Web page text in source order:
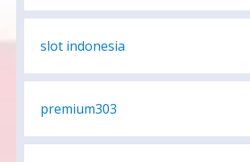
slot indonesia
premium303